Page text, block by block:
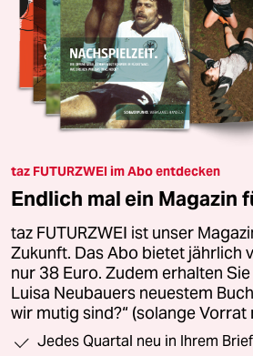
taz FUTURZWEI im Abo entdecken
Endlich mal ein Magazin
taz FUTURZWEI ist unser
Zukunft. Das Abo bietet jährlich
nur 38 Euro. Zudem erhalten
Luisa Neubauers neuestem
wir mutig sind?“ (solange Vorrat
Jedes Quartal neu in Ihrem